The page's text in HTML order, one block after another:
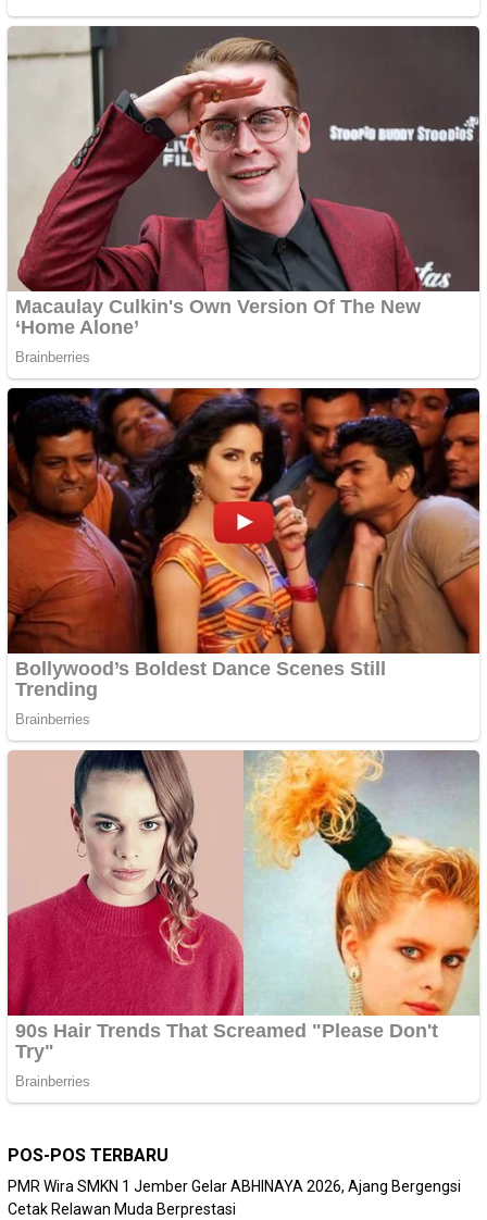
POS-POS TERBARU
PMR Wira SMKN 1 Jember Gelar ABHINAYA 2026, Ajang Bergengsi
Cetak Relawan Muda Berprestasi